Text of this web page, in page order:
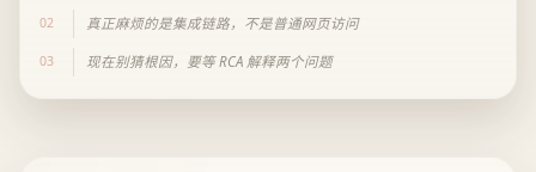
02 真正麻烦的是集成链路，不是普通网页访问
03 现在别猜根因，要等 RCA 解释两个问题